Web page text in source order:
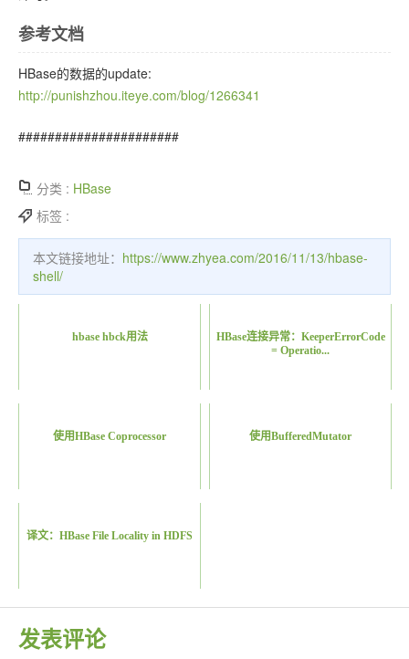
参考文档
HBase的数据的update:
http://punishzhou.iteye.com/blog/1266341
######################
分类 : HBase
标签 :
本文链接地址： https://www.zhyea.com/2016/11/13/hbase-
shell/
hbase hbck用法
HBase连接异常：KeeperErrorCode
= Operatio...
使用HBase Coprocessor 使用BufferedMutator
译文：HBase File Locality in HDFS
发表评论